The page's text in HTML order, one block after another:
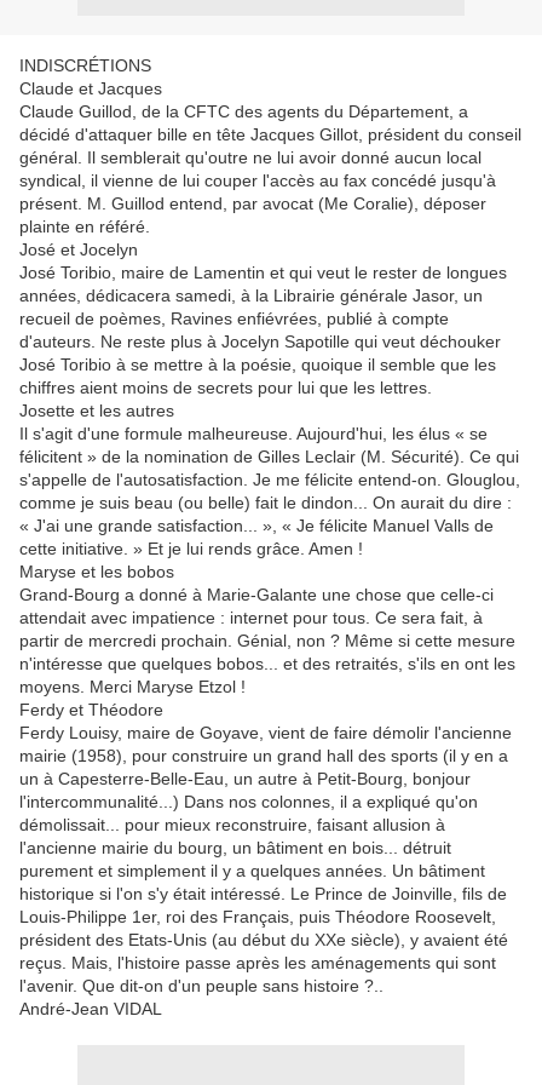
INDISCRÉTIONS
Claude et Jacques
Claude Guillod, de la CFTC des agents du Département, a
décidé d'attaquer bille en tête Jacques Gillot, président du conseil
général. Il semblerait qu'outre ne lui avoir donné aucun local
syndical, il vienne de lui couper l'accès au fax concédé jusqu'à
présent. M. Guillod entend, par avocat (Me Coralie), déposer
plainte en référé.
José et Jocelyn
José Toribio, maire de Lamentin et qui veut le rester de longues
années, dédicacera samedi, à la Librairie générale Jasor, un
recueil de poèmes, Ravines enfiévrées, publié à compte
d'auteurs. Ne reste plus à Jocelyn Sapotille qui veut déchouker
José Toribio à se mettre à la poésie, quoique il semble que les
chiffres aient moins de secrets pour lui que les lettres.
Josette et les autres
Il s'agit d'une formule malheureuse. Aujourd'hui, les élus « se
félicitent » de la nomination de Gilles Leclair (M. Sécurité). Ce qui
s'appelle de l'autosatisfaction. Je me félicite entend-on. Glouglou,
comme je suis beau (ou belle) fait le dindon... On aurait du dire :
« J'ai une grande satisfaction... », « Je félicite Manuel Valls de
cette initiative. » Et je lui rends grâce. Amen !
Maryse et les bobos
Grand-Bourg a donné à Marie-Galante une chose que celle-ci
attendait avec impatience : internet pour tous. Ce sera fait, à
partir de mercredi prochain. Génial, non ? Même si cette mesure
n'intéresse que quelques bobos... et des retraités, s'ils en ont les
moyens. Merci Maryse Etzol !
Ferdy et Théodore
Ferdy Louisy, maire de Goyave, vient de faire démolir l'ancienne
mairie (1958), pour construire un grand hall des sports (il y en a
un à Capesterre-Belle-Eau, un autre à Petit-Bourg, bonjour
l'intercommunalité...) Dans nos colonnes, il a expliqué qu'on
démolissait... pour mieux reconstruire, faisant allusion à
l'ancienne mairie du bourg, un bâtiment en bois... détruit
purement et simplement il y a quelques années. Un bâtiment
historique si l'on s'y était intéressé. Le Prince de Joinville, fils de
Louis-Philippe 1er, roi des Français, puis Théodore Roosevelt,
président des Etats-Unis (au début du XXe siècle), y avaient été
reçus. Mais, l'histoire passe après les aménagements qui sont
l'avenir. Que dit-on d'un peuple sans histoire ?..
André-Jean VIDAL